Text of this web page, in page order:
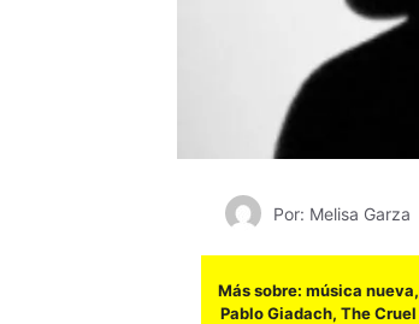
Por: Melisa Garza
Más sobre: música nueva,
Pablo Giadach, The Cruel